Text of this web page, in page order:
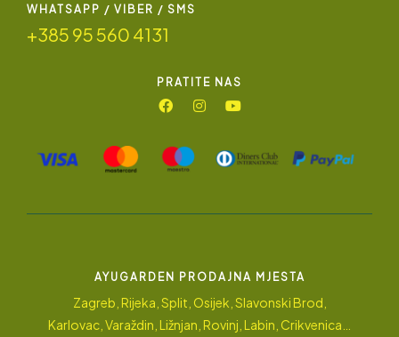
WHATSAPP / VIBER / SMS
+385 95 560 4131
PRATITE NAS
AYUGARDEN PRODAJNA MJESTA
Zagreb, Rijeka, Split, Osijek, Slavonski Brod,
Karlovac, Varaždin, Ližnjan, Rovinj, Labin, Crikvenica…